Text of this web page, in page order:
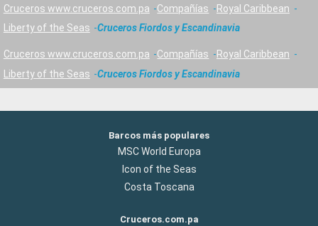
Cruceros www.cruceros.com.pa Compañías
Royal Caribbean
Liberty of the Seas
Cruceros Fiordos y Escandinavia
Cruceros www.cruceros.com.pa Compañías
Royal Caribbean
Liberty of the Seas
Cruceros Fiordos y Escandinavia
Barcos más populares
MSC World Europa
Icon of the Seas
Costa Toscana
Cruceros.com.pa